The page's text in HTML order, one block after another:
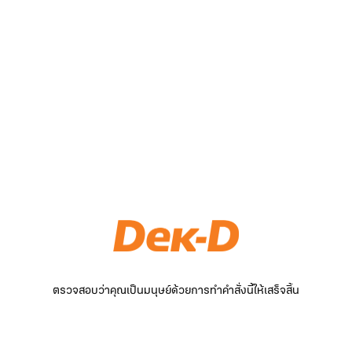
ตรวจสอบว่าคุณเป็นมนุษย์ด้วยการทำคำสั่งนี้ให้เสร็จสิ้น